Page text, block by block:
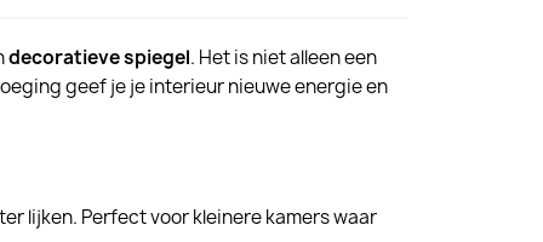
decoratieve spiegel. Het is niet alleen een
geef je je interieur nieuwe energie en
lijken. Perfect voor kleinere kamers waar